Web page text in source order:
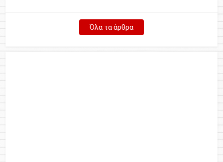
Όλα τα άρθρα